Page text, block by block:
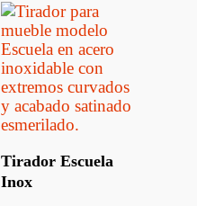
Leer Más
Tirador Escuela
Inox